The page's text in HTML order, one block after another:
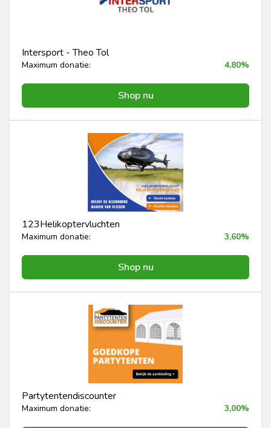
Intersport - Theo Tol
Maximum donatie: 4,80%
Shop nu
123Helikoptervluchten
Maximum donatie: 3,60%
Shop nu
Partytentendiscounter
Maximum donatie: 3,00%